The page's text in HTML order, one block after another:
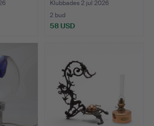
Klubbades 2 jul 2026
2 bud
58 USD